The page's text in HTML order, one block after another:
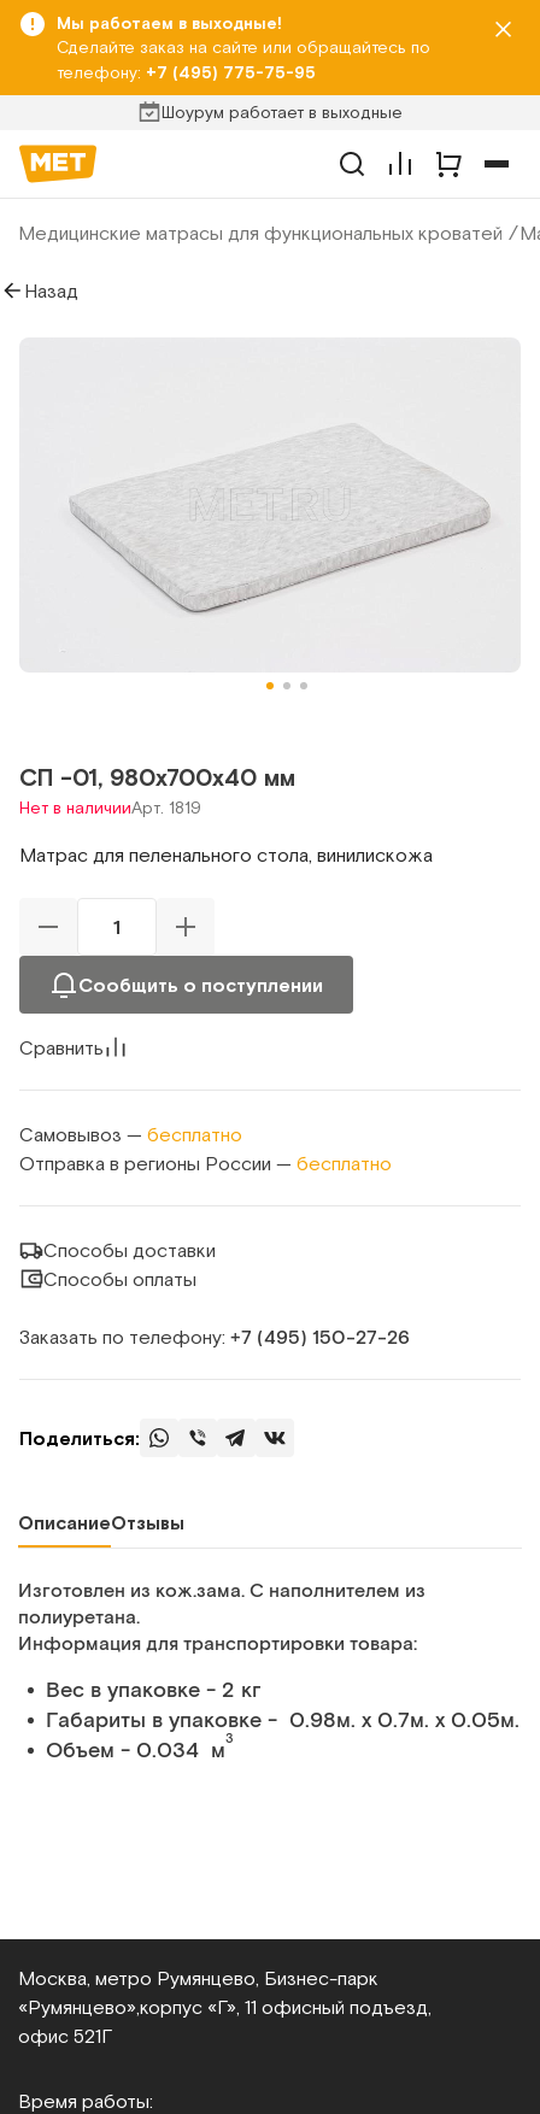
Мы работаем в выходные!
Сделайте заказ на сайте или обращайтесь по
телефону: +7 (495) 775-75-95
Шоурум работает в выходные
Медицинские матрасы для функциональных кроватей
Назад
СП -01, 980х700х40 мм
Нет в наличииАрт. 1819
Матрас для пеленального стола, винилискожа
Сообщить о поступлении
Сравнить
Самовывоз — бесплатно
Отправка в регионы России — бесплатно
Способы доставки
Способы оплаты
Заказать по телефону: +7 (495) 150‑27‑26
Поделиться:
ОписаниеОтзывы
Изготовлен из кож.зама. С наполнителем из
полиуретана.
Информация для транспортировки товара:
Вес в упаковке - 2 кг
Габариты в упаковке - 0.98м. x 0.7м. x 0.05м.
Объем - 0.034 м3
Москва, метро Румянцево, Бизнес‑парк
«Румянцево», корпус «Г», 11 офисный подъезд,
офис 521Г
Время работы: